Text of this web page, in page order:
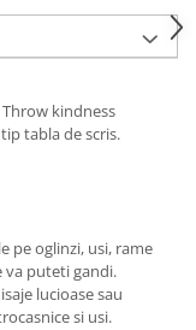
kindness
tabla de scris.
pe oglinzi, usi, rame
va puteti gandi.
lucioase sau
si usi.